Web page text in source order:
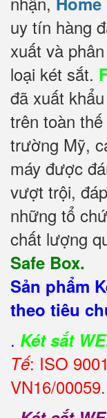
uy tín hàng
xuất và
loại két sắt.
đã xuất
trên toàn
trường Mỹ,
máy được
vượt trội,
những tổ
chất lượng
Safe Box.
Sản phẩm
theo tiêu
. Két sắt
Tế: ISO
VN16/00059.